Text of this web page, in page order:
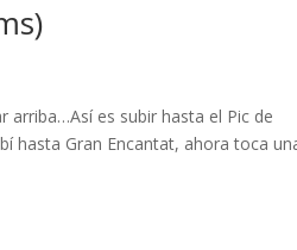
arriba…Así es subir hasta el Pic de
hasta Gran Encantat, ahora toca